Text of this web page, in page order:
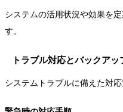
システムの活用状況や効果を
す。
トラブル対応とバックアッ
システムトラブルに備えた対